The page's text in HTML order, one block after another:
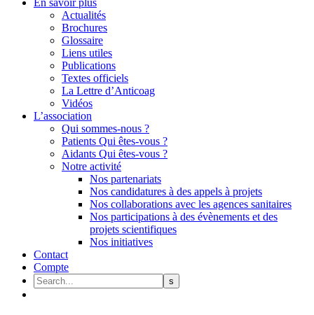
En savoir plus
Actualités
Brochures
Glossaire
Liens utiles
Publications
Textes officiels
La Lettre d’Anticoag
Vidéos
L’association
Qui sommes-nous ?
Patients Qui êtes-vous ?
Aidants Qui êtes-vous ?
Notre activité
Nos partenariats
Nos candidatures à des appels à projets
Nos collaborations avec les agences sanitaires
Nos participations à des évènements et des
projets scientifiques
Nos initiatives
Contact
Compte